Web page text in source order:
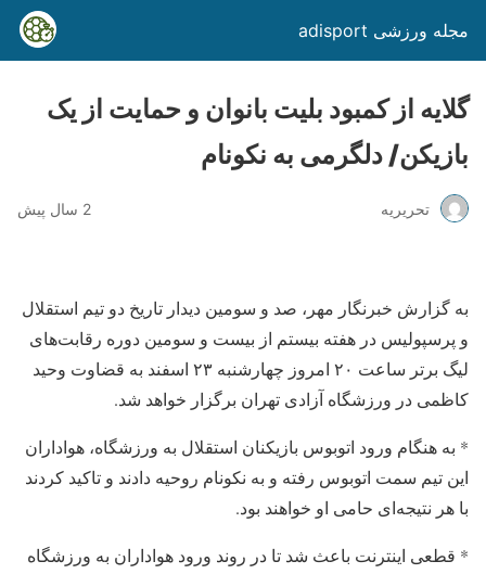
مجله ورزشی adisport
گلایه از کمبود بلیت بانوان و حمایت از یک
بازیکن/ دلگرمی به نکونام
تحریریه 2 سال پیش
به گزارش خبرنگار مهر، صد و سومین دیدار تاریخ دو تیم استقلال
و پرسپولیس در هفته بیستم از بیست و سومین دوره رقابت‌های
لیگ برتر ساعت ۲۰ امروز چهارشنبه ۲۳ اسفند به قضاوت وحید
کاظمی در ورزشگاه آزادی تهران برگزار خواهد شد.
* به هنگام ورود اتوبوس بازیکنان استقلال به ورزشگاه، هواداران
این تیم سمت اتوبوس رفته و به نکونام روحیه دادند و تاکید کردند
با هر نتیجه‌ای حامی او خواهند بود.
* قطعی اینترنت باعث شد تا در روند ورود هواداران به ورزشگاه